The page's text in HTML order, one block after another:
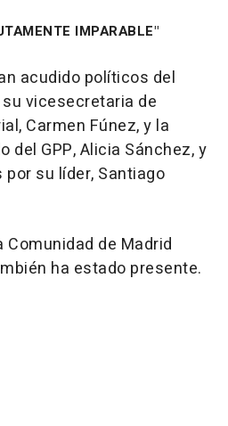
IMPARABLE"
acudido políticos del
vicesecretaria de
Carmen Fúnez, y la
del GPP, Alicia Sánchez, y
su líder, Santiago
de Madrid
ha estado presente.